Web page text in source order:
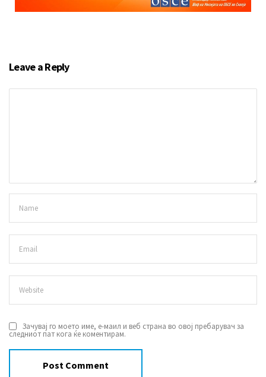
Leave a Reply
Зачувај го моето име, е-маил и веб страна во овој пребарувач за
следниот пат кога ќе коментирам.